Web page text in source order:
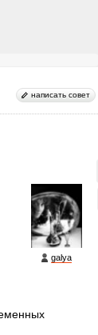
написать совет
galya